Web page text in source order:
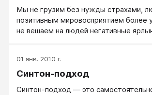
Мы не грузим без нужды страхами,
позитивным мировосприятием
не вешаем на людей негативные
01 янв. 2010 г.
Синтон-подход
Синтон-подход — это